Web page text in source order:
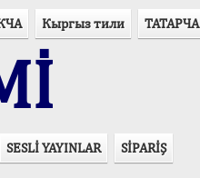
Кыргыз тили ТАТАРЧА
SESLİ YAYINLAR SİPARİŞ